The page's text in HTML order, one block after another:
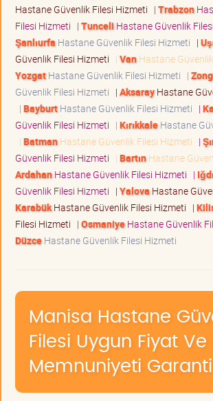
Hastane Güvenlik Filesi Hizmeti | Trabzon
Filesi Hizmeti | Tunceli Hastane Güvenlik
Şanlıurfa Hastane Güvenlik Filesi Hizmeti |
Güvenlik Filesi Hizmeti | VanHastane
YozgatHastane Güvenlik Filesi Hizmeti |
Güvenlik Filesi Hizmeti | AksarayHastane
| BayburtHastane Güvenlik Filesi Hizmeti |
Güvenlik Filesi Hizmeti | KırıkkaleHastane
| BatmanHastane Güvenlik Filesi Hizmeti |
Güvenlik Filesi Hizmeti | BartınHastane
ArdahanHastane Güvenlik Filesi Hizmeti |
Güvenlik Filesi Hizmeti | Yalova Hastane
KarabükHastane Güvenlik Filesi Hizmeti |
Filesi Hizmeti | OsmaniyeHastane Güvenlik
DüzceHastane Güvenlik Filesi Hizmeti
Manisa Hastane
Filesi Uygun Fiyat Ve
Memnuniyeti